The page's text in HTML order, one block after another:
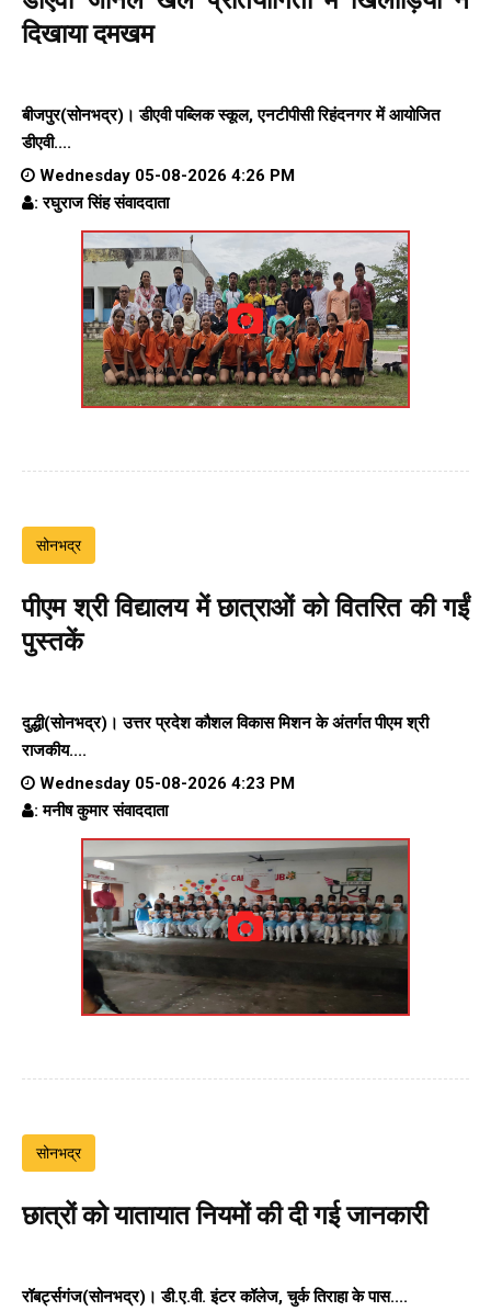
दिखाया दमखम
बीजपुर(सोनभद्र)। डीएवी पब्लिक स्कूल, एनटीपीसी रिहंदनगर में आयोजित
डीएवी....
Wednesday 05-08-2026 4:26 PM
: रघुराज सिंह संवाददाता
सोनभद्र
पीएम श्री विद्यालय में छात्राओं को वितरित की गईं
पुस्तकें
दुद्धी(सोनभद्र)। उत्तर प्रदेश कौशल विकास मिशन के अंतर्गत पीएम श्री
राजकीय....
Wednesday 05-08-2026 4:23 PM
: मनीष कुमार संवाददाता
सोनभद्र
छात्रों को यातायात नियमों की दी गई जानकारी
रॉबर्ट्सगंज(सोनभद्र)। डी.ए.वी. इंटर कॉलेज, चुर्क तिराहा के पास....